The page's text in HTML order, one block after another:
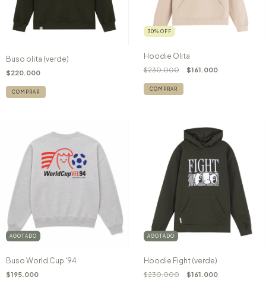
Buso olita (verde)
$220.000
COMPRAR
30% OFF
Hoodie Olita
$230.000 $161.000
COMPRAR
AGOTADO
Buso World Cup '94
$195.000
AGOTADO
Hoodie Fight (verde)
$230.000 $161.000